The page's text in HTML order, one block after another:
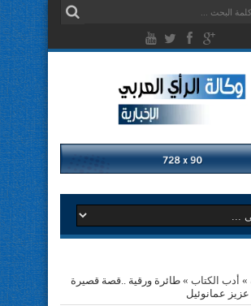
» أدب الكتاب » طائرة ورقية ..قصة قصيرة
عمانوئيل